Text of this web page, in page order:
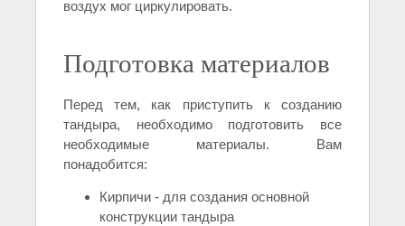
воздух мог циркулировать.
Подготовка материалов
Перед тем, как приступить к созданию
тандыра, необходимо подготовить все
необходимые материалы. Вам
понадобится:
Кирпичи - для создания основной
конструкции тандыра